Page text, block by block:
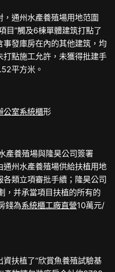
通州水產養殖場用地范圍
目”觸及6棟單體建筑打點了
發庫房在內的其他建筑，均
點施工允許，未獲得批建手
平方米。
公室系統櫃形
養殖場與隆昊公司簽署
通州水產養殖場供給扶植用地
類立項審批手續；隆昊公司
，并承當項目扶植的所有的
錢為系統櫃工廠直營10萬元/
扶植了“欣賞魚養殖試驗基